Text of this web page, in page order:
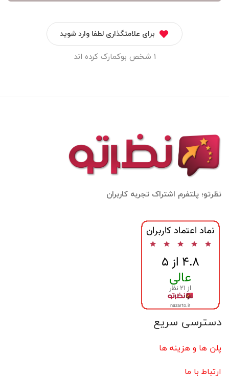
برای علامتگذاری لطفا وارد شوید
1 شخص بوکمارک کرده اند
نظرتو؛ پلتفرم اشتراک تجربه کاربران
دسترسی سریع
پلن ها و هزینه ها
ارتباط با ما